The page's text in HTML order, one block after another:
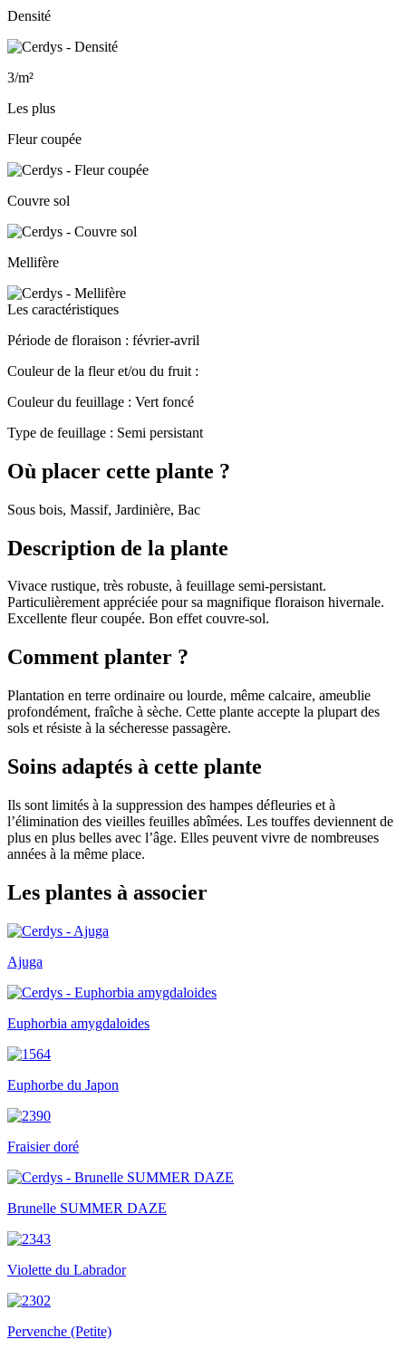
Densité
3/m²
Les plus
Fleur coupée
Couvre sol
Mellifère
Les caractéristiques
Période de floraison : février-avril
Couleur de la fleur et/ou du fruit :
Couleur du feuillage : Vert foncé
Type de feuillage : Semi persistant
Où placer cette plante ?
Sous bois, Massif, Jardinière, Bac
Description de la plante
Vivace rustique, très robuste, à feuillage semi-persistant.
Particulièrement appréciée pour sa magnifique floraison hivernale.
Excellente fleur coupée. Bon effet couvre-sol.
Comment planter ?
Plantation en terre ordinaire ou lourde, même calcaire, ameublie
profondément, fraîche à sèche. Cette plante accepte la plupart des
sols et résiste à la sécheresse passagère.
Soins adaptés à cette plante
Ils sont limités à la suppression des hampes défleuries et à
l’élimination des vieilles feuilles abîmées. Les touffes deviennent de
plus en plus belles avec l’âge. Elles peuvent vivre de nombreuses
années à la même place.
Les plantes à associer
Ajuga
Euphorbia amygdaloides
Euphorbe du Japon
Fraisier doré
Brunelle SUMMER DAZE
Violette du Labrador
Pervenche (Petite)